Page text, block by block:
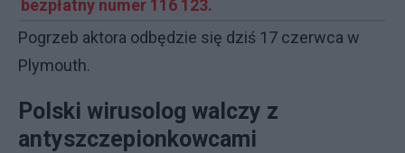
bezpłatny numer 116 123.
Pogrzeb aktora odbędzie się dziś 17 czerwca w
Plymouth.
Polski wirusolog walczy z
antyszczepionkowcami